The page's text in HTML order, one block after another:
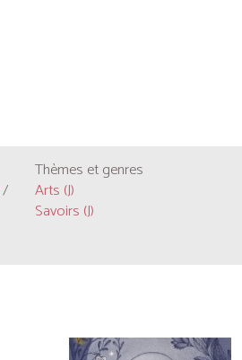
/
Thèmes et genres
Arts (J)
Savoirs (J)